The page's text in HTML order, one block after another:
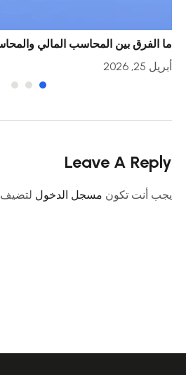
ما الفرق بين المحاسب المالي
أبريل 25, 2026
Leave A Reply
يجب أنت تكون مسجل الدخول لتضيف